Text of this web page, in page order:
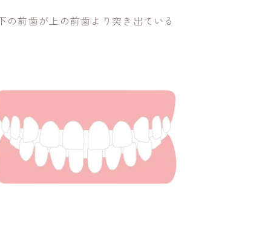
の前歯が上の前歯より突き出ている